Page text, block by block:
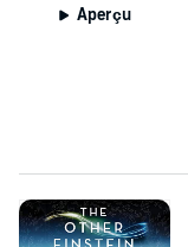
Aperçu